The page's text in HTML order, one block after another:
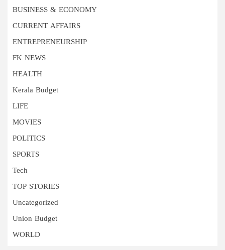
BUSINESS & ECONOMY
CURRENT AFFAIRS
ENTREPRENEURSHIP
FK NEWS
HEALTH
Kerala Budget
LIFE
MOVIES
POLITICS
SPORTS
Tech
TOP STORIES
Uncategorized
Union Budget
WORLD